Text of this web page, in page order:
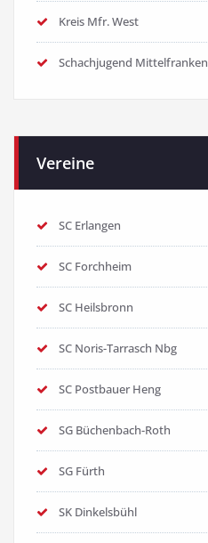
Kreis Mfr. West
Schachjugend Mittelfranken
Vereine
SC Erlangen
SC Forchheim
SC Heilsbronn
SC Noris-Tarrasch Nbg
SC Postbauer Heng
SG Büchenbach-Roth
SG Fürth
SK Dinkelsbühl